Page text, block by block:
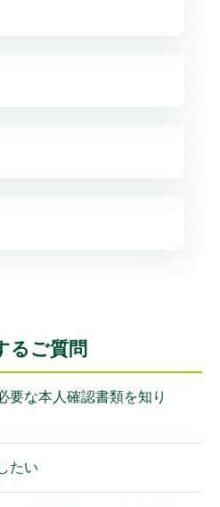
るご質問
要な本人確認書類を知り
たい